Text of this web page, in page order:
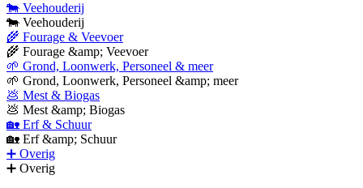
🐄 Veehouderij
🐄 Veehouderij
🌾 Fourage & Veevoer
🌾 Fourage &amp; Veevoer
🌱 Grond, Loonwerk, Personeel & meer
🌱 Grond, Loonwerk, Personeel &amp; meer
💩 Mest & Biogas
💩 Mest &amp; Biogas
🏡 Erf & Schuur
🏡 Erf &amp; Schuur
➕ Overig
➕ Overig